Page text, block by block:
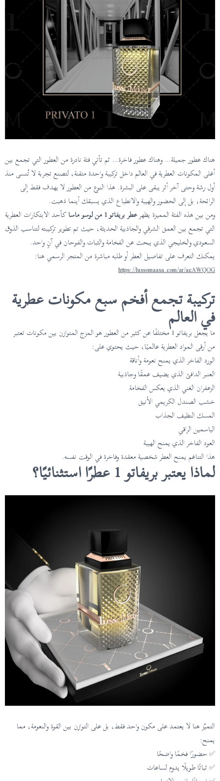
هناك عطور جميلة… وهناك عطور فاخرة… ثم تأتي فئة نادرة من العطور التي تجمع بين
أغلى المكونات العطرية في العالم داخل تركيبة واحدة متقنة، لتصنع تجربة لا تُنسى منذ
أول رشة وحتى آخر أثر يبقى على البشرة. هذا النوع من العطور لا يهدف فقط إلى
الرائحة، بل إلى الحضور والهيبة والانطباع الذي يسبقك أينما ذهبت.
ومن بين هذه الفئة المميزة يظهرعطر بريفاتو 1 من لوسو ماسا
كأحد الابتكارات العطرية
التي تجمع بين العمق الشرقي والجاذبية الحديثة، حيث تم تطوير تركيبته لتناسب الذوق
السعودي والخليجي الذي يبحث عن الفخامة والثبات والفوحان في آنٍ واحد.
يمكنك التعرف على تفاصيل العطر أو طلبه مباشرة من المتجر الرسمي هنا:
https://lussomaasa.com/ar/aeAWQOG
تركيبة تجمع أفخم سبع مكونات عطرية
في العالم
ما يجعل بريفاتو 1 مختلفًا عن كثير من العطور هو المزج المتوازن بين مكونات تعتبر
من أرقى المواد العطرية عالميًا، حيث يحتوي على:
الورد الفاخر الذي يمنح نعومة وأناقة
العنبر الدافئ الذي يضيف عمقًا وجاذبية
الزعفران الغني الذي يعكس الفخامة
خشب الصندل الكريمي الأنيق
المسك النظيف الجذاب
الياسمين الراقي
العود الفاخر الذي يمنح الهيبة
هذا التناغم يمنح العطر شخصية معقدة وفاخرة في الوقت نفسه.
لماذا يعتبر بريفاتو 1 عطرًا استثنائيًا؟
التميّز هنا لا يعتمد على مكون واحد فقط، بل على التوازن بين القوة والنعومة، مما
يمنح:
✅ حضورًا فخمًا واضحًا
✅ ثباتًا طويلًا يدوم لساعات